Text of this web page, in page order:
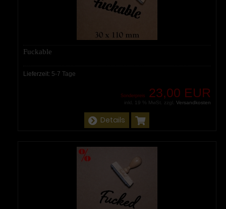
Fuckable
Lieferzeit: 5-7 Tage
Sonderpreis 23,00 EUR
inkl. 19 % MwSt. zzgl. Versandkosten
Details